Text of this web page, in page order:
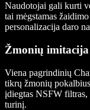
Naudotojai gali kurti
tai mėgstamas
personalizacija daro
Žmonių
Viena pagrindinių
tikrų žmonių
įdiegtas NSFW
turinį.